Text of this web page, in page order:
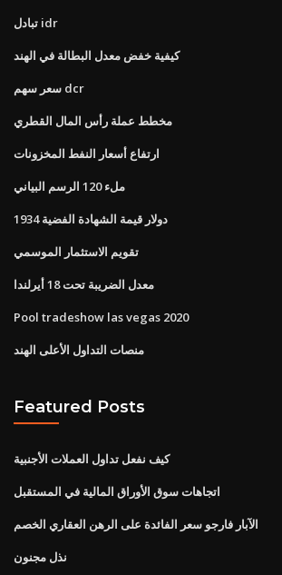
تبادل idr
كيفية خفض معدل البطالة في الهند
سعر سهم dcr
مخطط عملة رأس المال القطري
ارتفاع أسعار النفط المخزونات
ملء 120 الرسم البياني
1934 دولار قيمة الشهادة الفضية
تقويم الاستثمار الموسمي
معدل الضريبة تحت 18 أيرلندا
Pool tradeshow las vegas 2020
منصات التداول الأعلى الهند
Featured Posts
كيف نفعل تداول العملات الأجنبية
اتجاهات سوق الأوراق المالية في المستقبل
الآبار فارجو سعر الفائدة على الرهن العقاري الخصم
نذل مجنون